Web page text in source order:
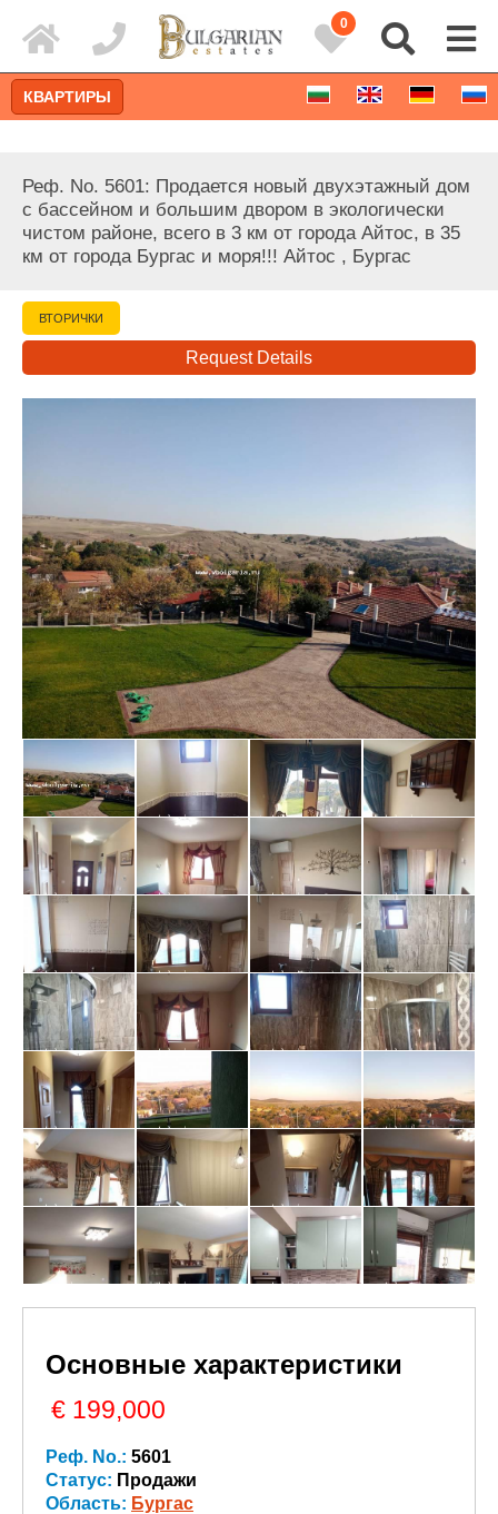
0
КВАРТИРЫ
Реф. No. 5601: Продается новый двухэтажный дом
с бассейном и большим двором в экологически
чистом районе, всего в 3 км от города Айтос, в 35
км от города Бургас и моря!!! Айтос , Бургас
ВТОРИЧКИ
Request Details
Основные характеристики
€ 199,000
Реф. No.: 5601
Статус: Продажи
Область: Бургас